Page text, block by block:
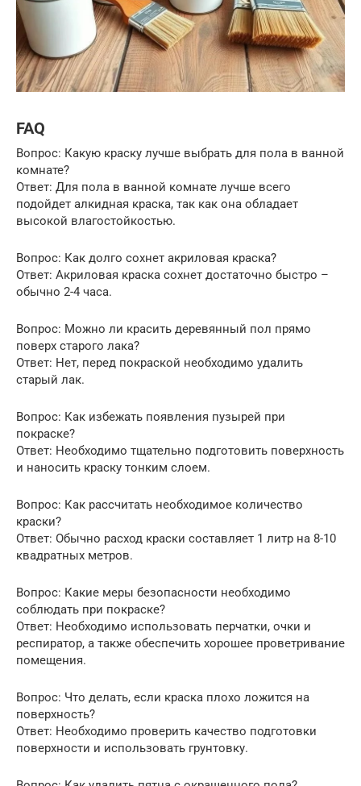
FAQ
Вопрос: Какую краску лучше выбрать для пола в ванной
комнате?
Ответ: Для пола в ванной комнате лучше всего
подойдет алкидная краска, так как она обладает
высокой влагостойкостью.
Вопрос: Как долго сохнет акриловая краска?
Ответ: Акриловая краска сохнет достаточно быстро –
обычно 2-4 часа.
Вопрос: Можно ли красить деревянный пол прямо
поверх старого лака?
Ответ: Нет, перед покраской необходимо удалить
старый лак.
Вопрос: Как избежать появления пузырей при
покраске?
Ответ: Необходимо тщательно подготовить поверхность
и наносить краску тонким слоем.
Вопрос: Как рассчитать необходимое количество
краски?
Ответ: Обычно расход краски составляет 1 литр на 8-10
квадратных метров.
Вопрос: Какие меры безопасности необходимо
соблюдать при покраске?
Ответ: Необходимо использовать перчатки, очки и
респиратор, а также обеспечить хорошее проветривание
помещения.
Вопрос: Что делать, если краска плохо ложится на
поверхность?
Ответ: Необходимо проверить качество подготовки
поверхности и использовать грунтовку.